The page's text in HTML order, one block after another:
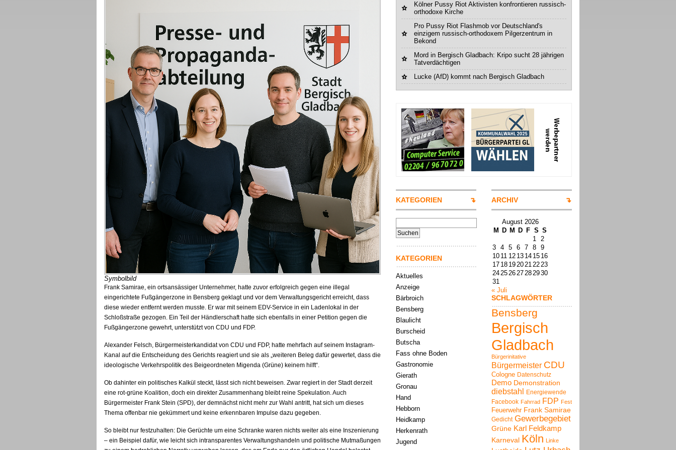
Symbolbild
Frank Samirae, ein ortsansässiger Unternehmer, hatte zuvor erfolgreich gegen eine illegal
eingerichtete Fußgängerzone in Bensberg geklagt und vor dem Verwaltungsgericht erreicht, dass
diese wieder entfernt werden musste. Er war mit seinem EDV-Service in ein Ladenlokal in der
Schloßstraße gezogen. Ein Teil der Händlerschaft hatte sich ebenfalls in einer Petition gegen die
Fußgängerzone gewehrt, unterstützt von CDU und FDP.
Alexander Felsch, Bürgermeisterkandidat von CDU und FDP, hatte mehrfach auf seinem Instagram-
Kanal auf die Entscheidung des Gerichts reagiert und sie als „weiteren Beleg dafür gewertet, dass die
ideologische Verkehrspolitik des Beigeordneten Migenda (Grüne) keinem hilft“.
Ob dahinter ein politisches Kalkül steckt, lässt sich nicht beweisen. Zwar regiert in der Stadt derzeit
eine rot-grüne Koalition, doch ein direkter Zusammenhang bleibt reine Spekulation. Auch
Bürgermeister Frank Stein (SPD), der demnächst nicht mehr zur Wahl antritt, hat sich um dieses
Thema offenbar nie gekümmert und keine erkennbaren Impulse dazu gegeben.
So bleibt nur festzuhalten: Die Gerüchte um eine Schranke waren nichts weiter als eine Inszenierung
– ein Beispiel dafür, wie leicht sich intransparentes Verwaltungshandeln und politische Mutmaßungen
Kölner Pussy Riot Aktivisten konfrontieren russisch-
orthodoxe Kirche
Pro Pussy Riot Flashmob vor Deutschland's
einzigem russisch-orthodoxem Pilgerzentrum in
Bekond
Mord in Bergisch Gladbach: Kripo sucht 28 jährigen
Tatverdächtigen
Lucke (AfD) kommt nach Bergisch Gladbach
KATEGORIEN
nach:
KATEGORIEN
Aktuelles
Anzeige
Bärbroich
Bensberg
Blaulicht
Burscheid
Butscha
Fass ohne Boden
Gastronomie
Gierath
Gronau
Hand
Hebborn
Heidkamp
Herkenrath
Jugend
ARCHIV
August 2026
M
D M D F S S
1 2
3 4 5 6 7 8 9
10 11 12 13 14 15 16
17 18 1920212223
24252627282930
31
« Juli
SCHLAGWÖRTER
Bensberg
Bergisch
Gladbach
Bürgerinitative
Bürgermeister CDU
Cologne Datenschutz
Demo Demonstration
diebstahl Energiewende
Facebook Fahrrad FDP Fest
Feuerwehr Frank Samirae
Gedicht Gewerbegebiet
Grüne Karl Feldkamp
Karneval Köln Linke